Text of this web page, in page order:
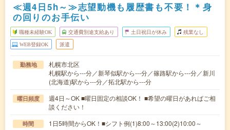
≪週4日5h～≫志望動機も履歴書も不要！＊身
の回りのお手伝い
職種未経験OK 交通費別途支給あり 土日祝日が休み 残業なし
WEB登録OK 派遣
勤務地
札幌市北区
札幌駅から---分／新琴似駅から---分／篠路駅から---分／新川
(北海道)駅から---分／拓北駅から---分
曜日頻度
週4日～OK ■曜日固定の相談OK！ ■希望の曜日があればご相
談ください！
時間
1日5時間からOK！■シフト例(1)8:00～13:00(2)10:00～